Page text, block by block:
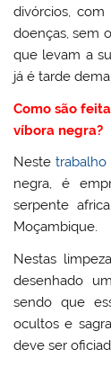
divórcios,
doenças, sem
que levam a
já é tarde
Como são
víbora negra?
Nestetrabalho
negra, é
serpente
Moçambique.
Nestas
desenhado
sendo que
ocultos e
deve ser